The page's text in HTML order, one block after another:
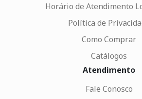
Horário de Atendimento
Política de
Como Comprar
Catálogos
Atendimento
Fale Conosco